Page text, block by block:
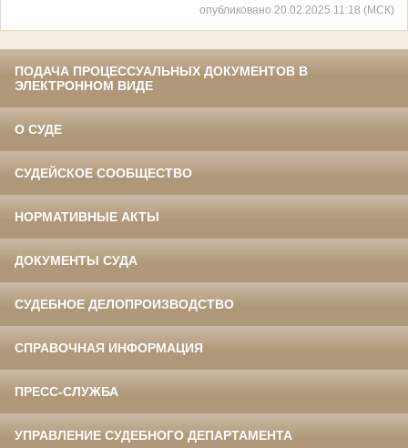
опубликовано 20.02.2025 11:18 (МСК)
ПОДАЧА ПРОЦЕССУАЛЬНЫХ ДОКУМЕНТОВ В
ЭЛЕКТРОННОМ ВИДЕ
О СУДЕ
СУДЕЙСКОЕ СООБЩЕСТВО
НОРМАТИВНЫЕ АКТЫ
ДОКУМЕНТЫ СУДА
СУДЕБНОЕ ДЕЛОПРОИЗВОДСТВО
СПРАВОЧНАЯ ИНФОРМАЦИЯ
ПРЕСС-СЛУЖБА
УПРАВЛЕНИЕ СУДЕБНОГО ДЕПАРТАМЕНТА